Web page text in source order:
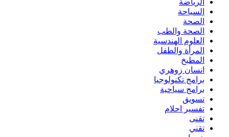
السياحة
الصحة
الصحة والطب
العلوم الهندسية
المرأة والطفل
المطبخ
انسان زوهري
برامج تكنولوجيا
برامج سياحية
تسويق
تفسير احلام
تقنى
تقني